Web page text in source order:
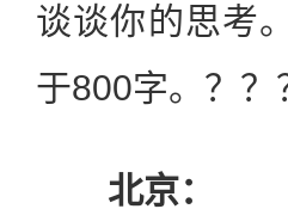
谈谈你的思考
于800字。？？
北京：